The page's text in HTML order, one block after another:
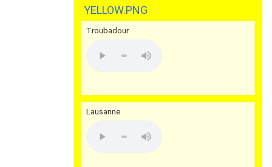
Troubadour
Lausanne